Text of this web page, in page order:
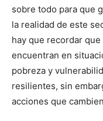
sobre todo para que
la realidad de este
hay que recordar
encuentran en
pobreza y
resilientes, sin
acciones que